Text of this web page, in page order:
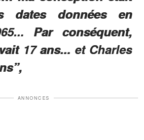
dates données en
Par conséquent,
17 ans... et Charles
ANNONCES